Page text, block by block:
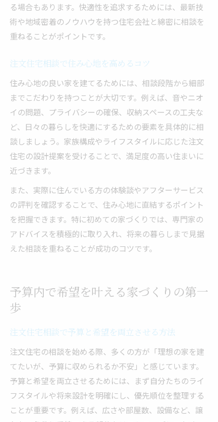
る場合もあります。快適性を追求するためには、最新技
術や地域密着のノウハウを持つ住宅会社と綿密に相談を
重ねることがポイントです。
注文住宅相談で住み心地を高めるコツ
住み心地の良い家を建てるためには、相談段階から細部
までこだわりを持つことが大切です。例えば、音やニオ
イの問題、プライバシーの確保、収納スペースの工夫な
ど、日々の暮らしを快適にするための要素を具体的に相
談しましょう。家族構成やライフスタイルに応じた注文
住宅の設計提案を受けることで、満足度の高い住まいに
近づきます。
また、実際に住んでいる方の体験談やアフターサービス
の評判を確認することで、住み心地に直結するポイント
を把握できます。特に初めての家づくりでは、専門家の
アドバイスを積極的に取り入れ、将来の暮らしまで見据
えた相談を重ねることが成功のコツです。
予算内で希望を叶える家づくりの第一
歩
注文住宅相談で予算と希望を両立させる方法
注文住宅の相談を始める際、多くの方が「理想の家を建
てたいが、予算に収められるか不安」と感じています。
予算と希望を両立させるためには、まず自分たちのライ
フスタイルや将来設計を明確にし、優先順位を整理する
ことが重要です。例えば、広さや部屋数、設備など、譲